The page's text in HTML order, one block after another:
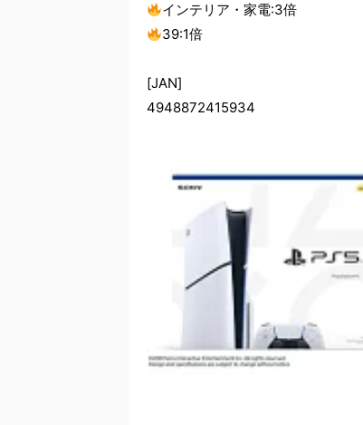
インテリア・家電:3倍
39:1倍
[JAN]
4948872415934